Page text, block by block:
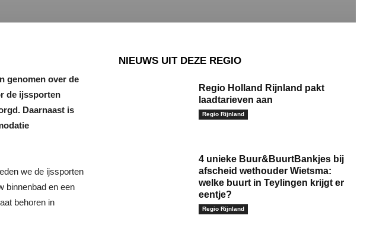
genomen over de
de ijssporten
Daarnaast is
we de ijssporten
binnenbad en een
behoren in
NIEUWS UIT DEZE REGIO
Regio Holland Rijnland pakt
laadtarieven aan
Regio Rijnland
4 unieke Buur&BuurtBankjes bij
afscheid wethouder Wietsma:
welke buurt in Teylingen krijgt er
eentje?
Regio Rijnland